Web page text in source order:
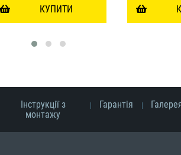
КУПИТИ
Інструкції з
монтажу
Гарантія